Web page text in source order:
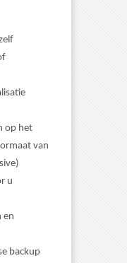
op het
van
u
en
backup